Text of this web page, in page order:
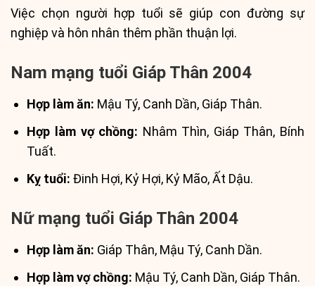
Việc chọn người hợp tuổi sẽ giúp con đường sự
nghiệp và hôn nhân thêm phần thuận lợi.
Nam mạng tuổi Giáp Thân 2004
Hợp làm ăn: Mậu Tý, Canh Dần, Giáp Thân.
Hợp làm vợ chồng: Nhâm Thìn, Giáp Thân, Bính
Tuất.
Kỵ tuổi: Đinh Hợi, Kỷ Hợi, Kỷ Mão, Ất Dậu.
Nữ mạng tuổi Giáp Thân 2004
Hợp làm ăn: Giáp Thân, Mậu Tý, Canh Dần.
Hợp làm vợ chồng: Mậu Tý, Canh Dần, Giáp Thân.